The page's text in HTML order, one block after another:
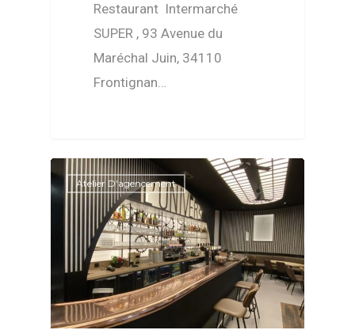
Restaurant Intermarché
SUPER , 93 Avenue du
Maréchal Juin, 34110
Frontignan…
Atelier D'agencement